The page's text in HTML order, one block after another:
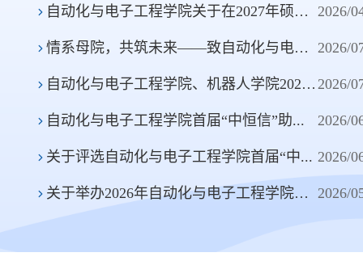
2026/
自动化与电子工程学院关于在2027年硕士...
2026/
情系母院，共筑未来——致自动化与电子...
2026/
自动化与电子工程学院、机器人学院2026...
2026/
自动化与电子工程学院首届“中恒信”助...
2026/
关于评选自动化与电子工程学院首届“中...
2026/
关于举办2026年自动化与电子工程学院大...